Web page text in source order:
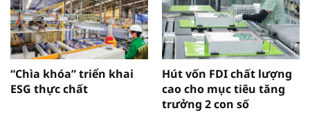
“Chìa khóa” triển khai
ESG thực chất
Hút vốn FDI chất lượng
cao cho mục tiêu tăng
trưởng 2 con số